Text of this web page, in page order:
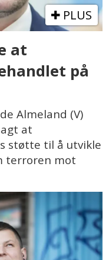
PLUS
at
på
Almeland (V)
at
støtte til å utvikle
terroren mot